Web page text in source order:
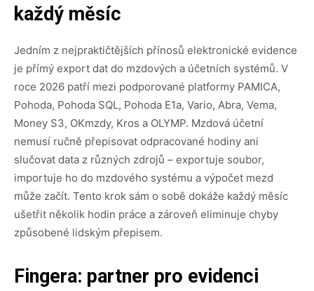
každý měsíc
Jedním z nejpraktičtějších přínosů elektronické evidence
je přímý export dat do mzdových a účetních systémů. V
roce 2026 patří mezi podporované platformy PAMICA,
Pohoda, Pohoda SQL, Pohoda E1a, Vario, Abra, Vema,
Money S3, OKmzdy, Kros a OLYMP. Mzdová účetní
nemusí ručně přepisovat odpracované hodiny ani
slučovat data z různých zdrojů – exportuje soubor,
importuje ho do mzdového systému a výpočet mezd
může začít. Tento krok sám o sobě dokáže každý měsíc
ušetřit několik hodin práce a zároveň eliminuje chyby
způsobené lidským přepisem.
Fingera: partner pro evidenci